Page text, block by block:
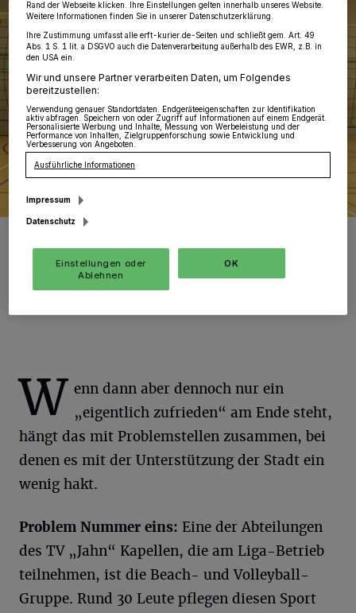
nicht zu Potte kommt, sagt Klaus Calvis (Foto oben).
W enn dann aber dennoch nur ein
„eigentlich zufrieden“ am Ende steht,
hängt das mit Problemstellen zusammen, bei
denen es mit der Unterstützung der Stadt ein
wenig hakt.
Problem Nummer eins: Eine der Abteilungen
des TV „Jahn“ Kapellen, die am Liga-Betrieb
teilnehmen, ist die Beach- und Volleyball-
Gruppe. Rund 30 Leute pflegen diesen Sport
Rand der Webseite klicken. Ihre Einstellungen gelten innerhalb unseres Website.
Weitere Informationen finden Sie in unserer Datenschutzerklärung.
Ihre Zustimmung umfasst alle erft-kurier.de-Seiten und schließt gem. Art. 49
Abs. 1 S. 1 lit. a DSGVO auch die Datenverarbeitung außerhalb des EWR, z.B. in
den USA ein.
Wir und unsere Partner verarbeiten Daten, um Folgendes
bereitzustellen:
Verwendung genauer Standortdaten. Endgeräteeigenschaften zur Identifikation
aktiv abfragen. Speichern von oder Zugriff auf Informationen auf einem Endgerät.
Personalisierte Werbung und Inhalte, Messung von Werbeleistung und der
Performance von Inhalten, Zielgruppenforschung sowie Entwicklung und
Verbesserung von Angeboten.
Ausführliche Informationen
Impressum
Datenschutz
Einstellungen oder
Ablehnen
OK